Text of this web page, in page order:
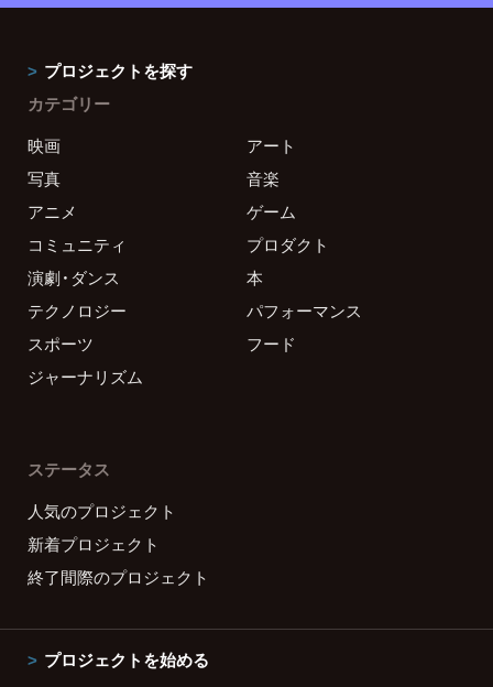
プロジェクトを探す
カテゴリー
映画
アート
写真
音楽
アニメ
ゲーム
コミュニティ
プロダクト
演劇・ダンス
本
テクノロジー
パフォーマンス
スポーツ
フード
ジャーナリズム
ステータス
人気のプロジェクト
新着プロジェクト
終了間際のプロジェクト
プロジェクトを始める